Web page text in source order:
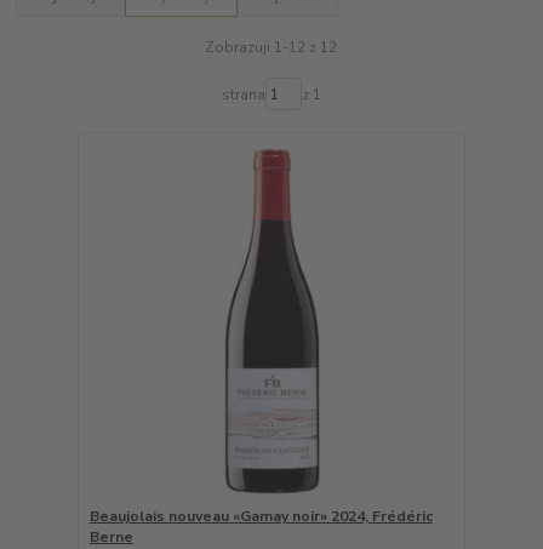
Zobrazuji 1-12 z 12
strana z 1
Beaujolais nouveau «Gamay noir» 2024, Frédéric
Berne